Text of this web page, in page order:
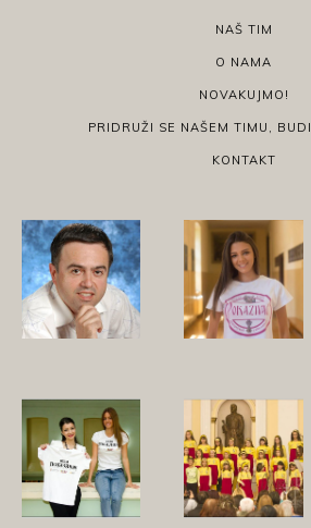
NAŠ TIM
O NAMA
NOVAKUJMO!
PRIDRUŽI SE NAŠEM TIMU,
KONTAKT